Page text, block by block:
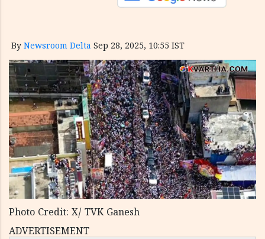
By Newsroom Delta Sep 28, 2025, 10:55 IST
Photo Credit: X/ TVK Ganesh
ADVERTISEMENT